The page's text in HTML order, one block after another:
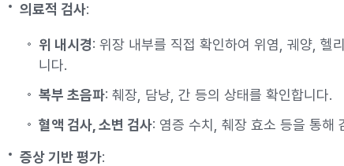
의료적 검사:
위 내시경: 위장 내부를 직접 확인하여 위염, 궤양, 헬
니다.
복부 초음파: 췌장, 담낭, 간 등의 상태를 확인합니다.
혈액 검사, 소변 검사: 염증 수치, 췌장 효소 등을 통해
증상 기반 평가: